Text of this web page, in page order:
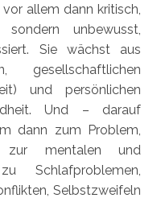
allem dann kritisch,
unbewusst,
Sie wächst aus
gesellschaftlichen
und persönlichen
Und – darauf
dann zum Problem,
zur mentalen und
Schlafproblemen,
Selbstzweifeln